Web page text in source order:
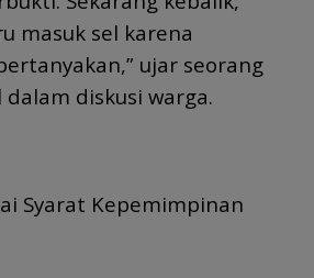
masuk sel karena
ujar seorang
diskusi warga.
Syarat Kepemimpinan